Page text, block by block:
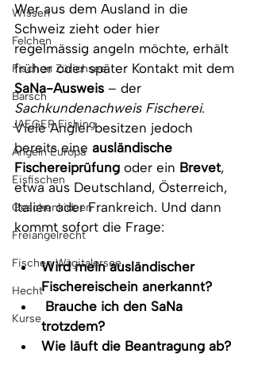
Wissen
Felchen
Fischen Zürichsee
Barsch
JAEGER Fishing
Angeln Europa
Eisfischen
Geschenkideen
Freiangelrecht
Fischen Wägitalersee
Hecht
Kurse
Wer aus dem Ausland in die
Schweiz zieht oder hier
regelmässig angeln möchte, erhält
früher oder später Kontakt mit dem
SaNa-Ausweis – der
Sachkundenachweis Fischerei.
Viele Angler besitzen jedoch
bereits eine ausländische
Fischereiprüfung oder ein Brevet,
etwa aus Deutschland, Österreich,
Italien oder Frankreich. Und dann
kommt sofort die Frage:
Wird mein ausländischer
Fischereischein anerkannt?
Brauche ich den SaNa
trotzdem?
Wie läuft die Beantragung ab?